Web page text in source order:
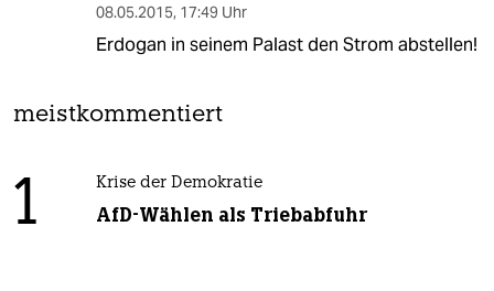
08.05.2015, 17:49 Uhr
Erdogan in seinem Palast den Strom abstellen!
meistkommentiert
1 Krise der Demokratie
AfD-Wählen als Triebabfuhr